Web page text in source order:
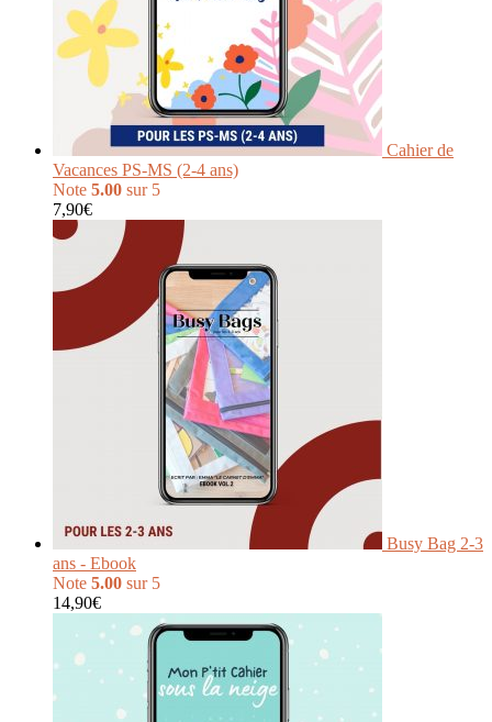
Cahier de
Vacances PS-MS (2-4 ans)
Note 5.00 sur 5
7,90€
Busy Bag 2-3
ans - Ebook
Note 5.00 sur 5
14,90€